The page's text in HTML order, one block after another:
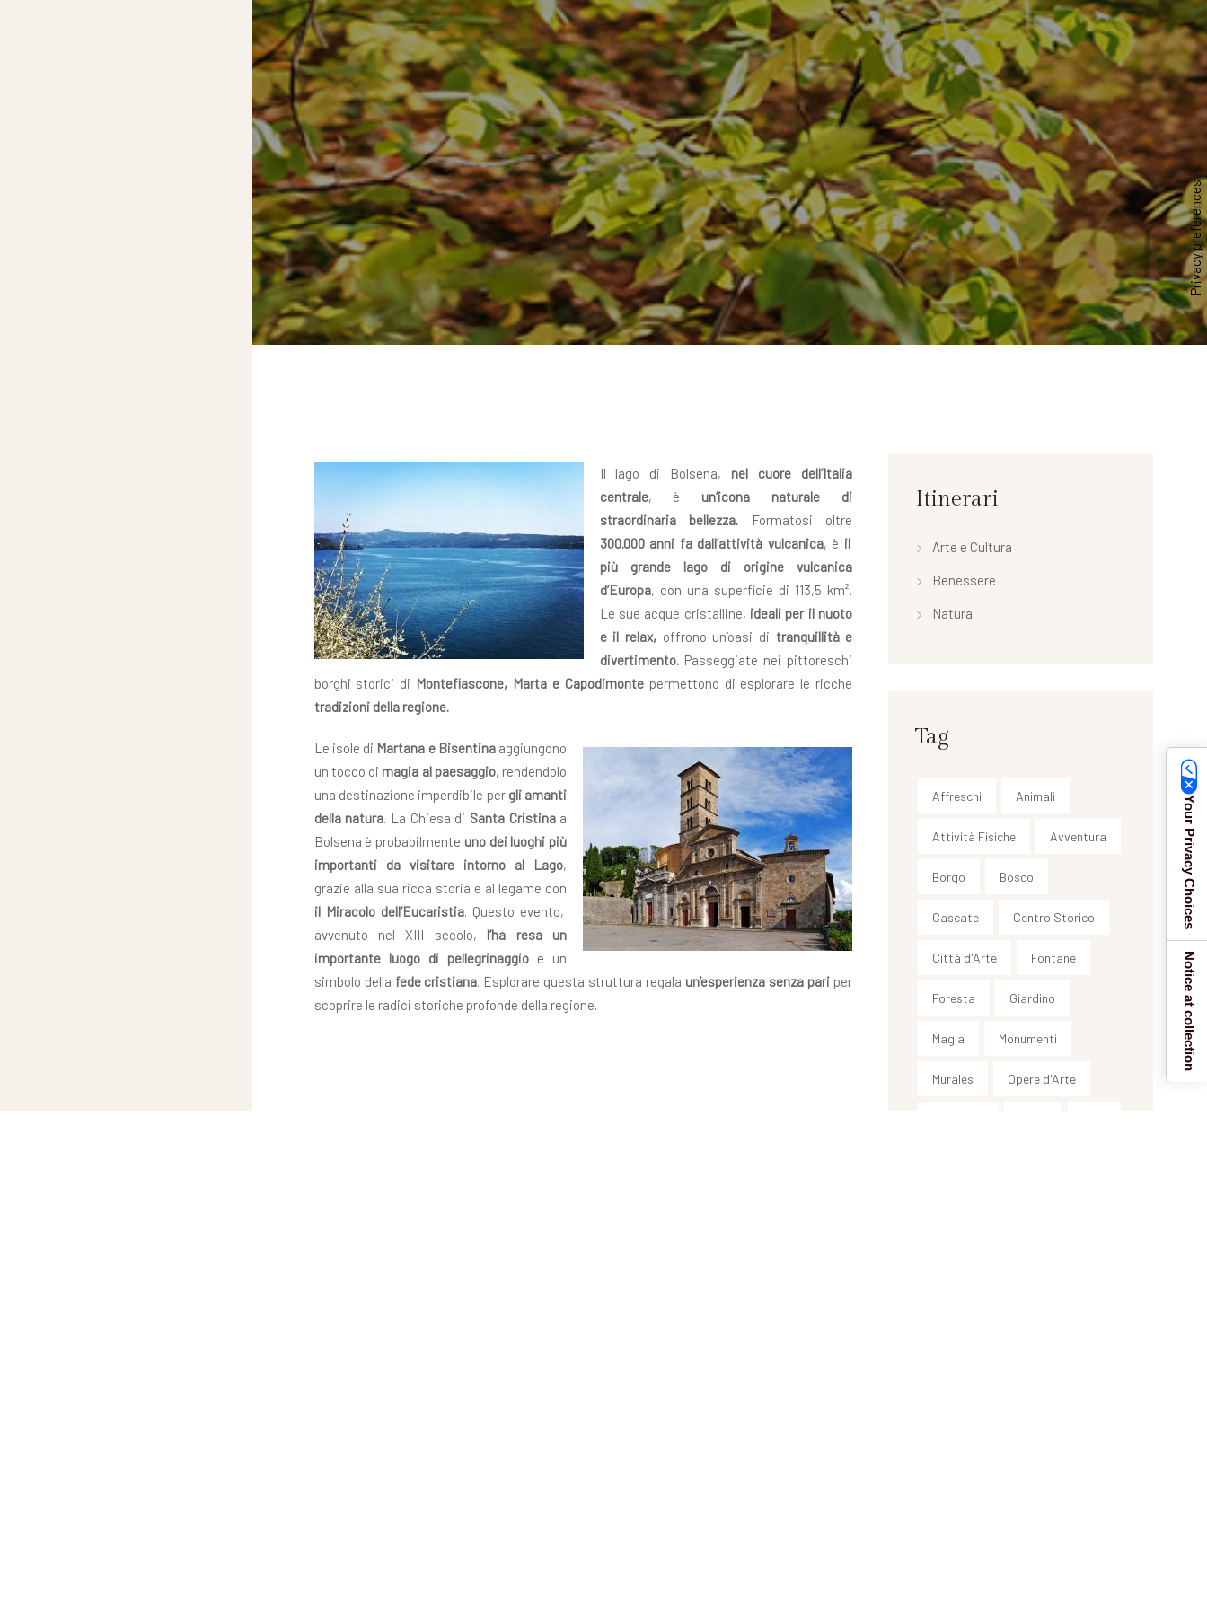
Il lago di Bolsena, nel cuore dell’Italia
centrale, è un’icona naturale di
straordinaria bellezza. Formatosi oltre
300.000 anni fa dall’attività vulcanica, è il
più grande lago di origine vulcanica
d’Europa, con una superficie di 113,5 km².
Le sue acque cristalline, ideali per il nuoto
e il relax, offrono un’oasi di tranquillità e
divertimento.Passeggiate nei pittoreschi
borghi storici di Montefiascone, Marta e Capodimontepermettono di esplorare le ricche
tradizioni della regione.
Le isole di Martana e Bisentinaaggiungono
un tocco di magia al paesaggio, rendendolo
una destinazione imperdibile per gli amanti
della natura. La Chiesa di Santa Cristinaa
Bolsena è probabilmente uno dei luoghi più
importanti da visitare intorno al Lago,
grazie alla sua ricca storia e al legame con
il Miracolo dell’Eucaristia. Questo evento,
avvenuto nel XIII secolo, l’ha resa un
importante luogo di pellegrinaggioe un
simbolo della fede cristiana. Esplorare questa struttura regala un’esperienza senza pari per
scoprire le radici storiche profonde della regione.
Itinerari
Arte e Cultura
Benessere
Natura
Tag
Affreschi Animali
Attività Fisiche Avventura
Borgo Bosco
Cascate Centro Storico
Città d'Arte Fontane
Foresta Giardino
Magia Monumenti
Murales Opere d'Arte
Your Privacy Choices
Notice at collection